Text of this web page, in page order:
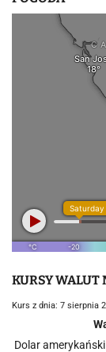
KURSY WALUT
Kurs z dnia: 7 sierpnia
Dolar amerykański